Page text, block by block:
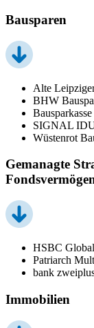
Bausparen
Alte
BHW
SIGNAL
Wüstenrot
Gemanagte
HSBC
Patriarch
bank
Immobilien